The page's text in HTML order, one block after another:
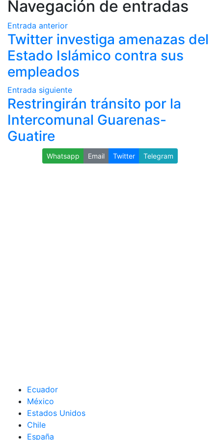
Navegación de entradas
Entrada anterior
Twitter investiga amenazas del
Estado Islámico contra sus
empleados
Entrada siguiente
Restringirán tránsito por la
Intercomunal Guarenas-
Guatire
Whatsapp Email Twitter Telegram
Ecuador
México
Estados Unidos
Chile
España